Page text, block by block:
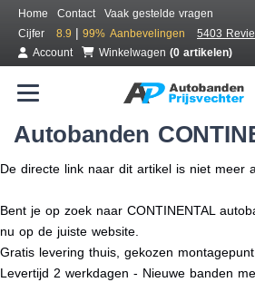
Home Contact
Vaak gestelde vragen
Cijfer
8.9 | 99% Aanbevelingen
5403
Account
Winkelwagen (0 artikelen)
Autobanden
De directe link naar dit artikel is niet meer
Bent je op zoek naar CONTINENTAL
nu op de juiste website.
Gratis levering thuis, gekozen
Levertijd 2 werkdagen - Nieuwe banden